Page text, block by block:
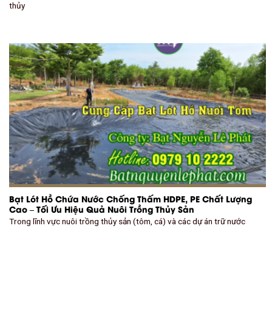
thủy
Bạt Lót Hồ Chứa Nước Chống Thấm HDPE, PE Chất Lượng
Cao – Tối Ưu Hiệu Quả Nuôi Trồng Thủy Sản
Trong lĩnh vực nuôi trồng thủy sản (tôm, cá) và các dự án trữ nước